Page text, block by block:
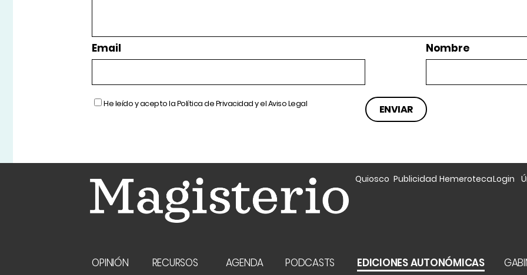
Email Nombre
He leído y acepto laPolítica de Privacidady elAviso Legal
Quiosco Publicidad HemerotecaLogin
OPINIÓN RECURSOS AGENDA PODCASTS EDICIONES AUTONÓMICAS